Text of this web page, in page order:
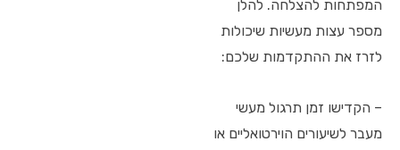
המפתחות להצלחה. להלן
מספר עצות מעשיות שיכולות
לזרז את ההתקדמות שלכם:
– הקדישו זמן תרגול מעשי
מעבר לשיעורים הוירטואליים או